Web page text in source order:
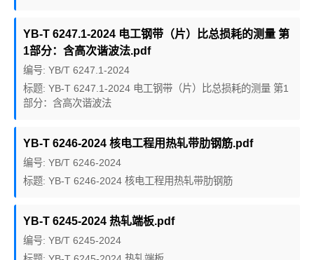
YB-T 6247.1-2024 电工钢带（片）比总损耗的测量 第
1部分：含高次谐波法.pdf
编号: YB/T 6247.1-2024
标题: YB-T 6247.1-2024 电工钢带（片）比总损耗的测量 第1
部分：含高次谐波法
YB-T 6246-2024 核电工程用热轧带肋钢筋.pdf
编号: YB/T 6246-2024
标题: YB-T 6246-2024 核电工程用热轧带肋钢筋
YB-T 6245-2024 热轧端板.pdf
编号: YB/T 6245-2024